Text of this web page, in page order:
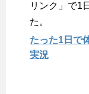
リンク」で1
た。
たった1日で
実況